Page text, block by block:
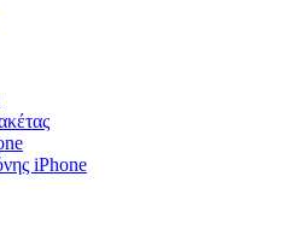
iPhone